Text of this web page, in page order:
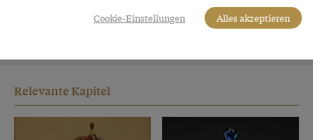
Als Kaiser Franz I. 1804 das Kaisertum Österreich
proklamierte, wählte man diese Krone als Insignie des
Relevante Kapitel
Cookie-Einstellungen Alles akzeptieren